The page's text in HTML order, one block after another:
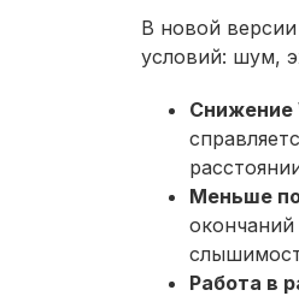
В новой
условий: шум,
Снижение
Меньше
Работа в